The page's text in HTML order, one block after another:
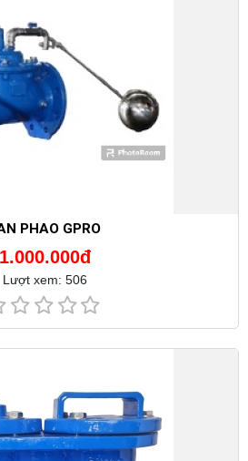
PHAO GPRO
1.000.000đ
Lượt xem: 506